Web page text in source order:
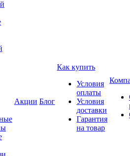
Акции Блог
Как купить
Условия
оплаты
Условия
доставки
Гарантия
на товар